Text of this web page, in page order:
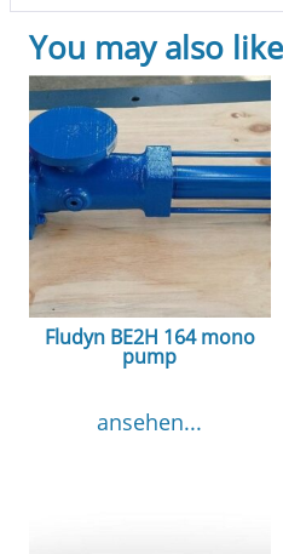
You may also
Fludyn BE2H 164 mono
pump
ansehen...